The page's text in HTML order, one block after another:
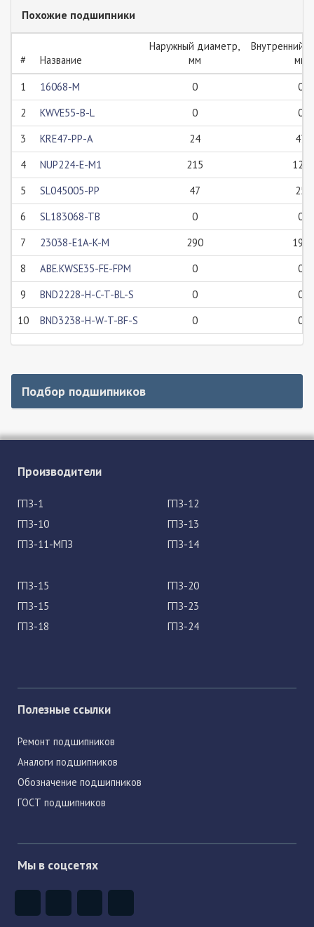
Похожие подшипники
# Название
Наружный диаметр,
мм
Внутренний
мм
1
16068-M 0
0
2
KWVE55-B-L 0
0
3
KRE47-PP-A 24
47
4
NUP224-E-M1 215
120
5
SL045005-PP 47
25
6
SL183068-TB 0
0
7
23038-E1A-K-M 290
190
8
ABE.KWSE35-FE-FPM 0
0
9
BND2228-H-C-T-BL-S 0
0
10
BND3238-H-W-T-BF-S 0 0
Подбор подшипников
Производители
ГПЗ-1
ГПЗ-10
ГПЗ-11-МПЗ
ГПЗ-12
ГПЗ-13
ГПЗ-14
ГПЗ-15
ГПЗ-15
ГПЗ-18
ГПЗ-20
ГПЗ-23
ГПЗ-24
Полезные ссылки
Ремонт подшипников
Аналоги подшипников
Обозначение подшипников
ГОСТ подшипников
Мы в соцсетях